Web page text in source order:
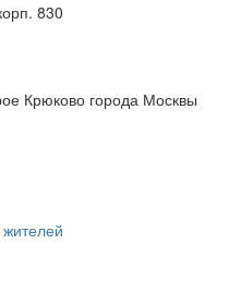
830
Крюково города Москвы